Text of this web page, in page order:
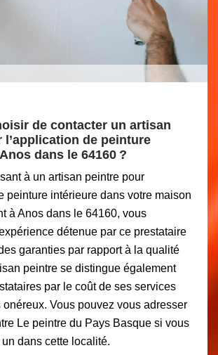
de contacter un artisan
l’application de peinture
dans le 64160 ?
à un artisan peintre pour
peinture intérieure dans votre maison
à Anos dans le 64160, vous
détenue par ce prestataire
garanties par rapport à la qualité
peintre se distingue également
par le coût de ses services
Vous pouvez vous adresser
Le peintre du Pays Basque si vous
dans cette localité.